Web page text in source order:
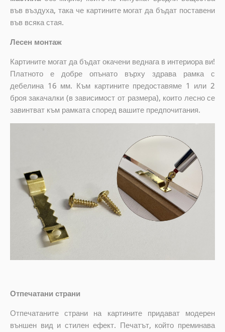
във въздуха, така че картините могат да бъдат поставени
във всяка стая.
Лесен монтаж
Картините могат да бъдат окачени веднага в интериора ви!
Платното е добре опънато върху здрава рамка с
дебелина 16 мм. Към картините предоставяме 1 или 2
броя закачалки (в зависимост от размера), които лесно се
завинтват към рамката според вашите предпочитания.
Отпечатани страни
Отпечатаните страни на картините придават модерен
външен вид и стилен ефект. Печатът, който преминава